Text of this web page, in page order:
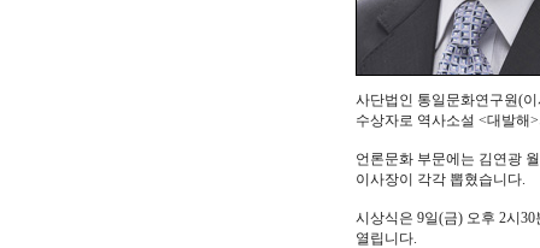
사단법인 통일문화연구원(
수상자로 역사소설 <대발해
언론문화 부문에는 김연광
이사장이 각각 뽑혔습니다.
시상식은 9일(금) 오후 2시
열립니다.